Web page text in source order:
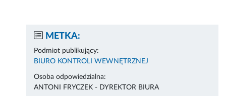
METKA:
Podmiot publikujący:
BIURO KONTROLI WEWNĘTRZNEJ
Osoba odpowiedzialna:
ANTONI FRYCZEK - DYREKTOR BIURA